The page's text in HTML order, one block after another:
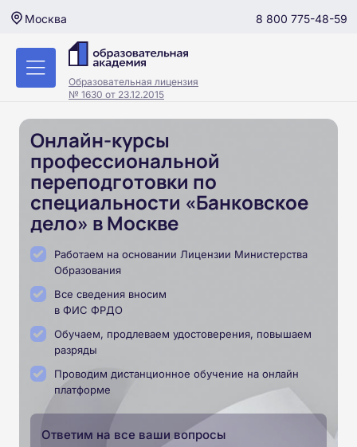
Москва 8 800 775-48-59
Образовательная лицензия
№ 1630 от 23.12.2015
Онлайн-курсы
профессиональной
переподготовки по
специальности «Банковское
дело» в Москве
Работаем на основании Лицензии Министерства
Образования
Все сведения вносим
в ФИС ФРДО
Обучаем, продлеваем удостоверения, повышаем
разряды
Проводим дистанционное обучение на онлайн
платформе
Ответим на все ваши вопросы